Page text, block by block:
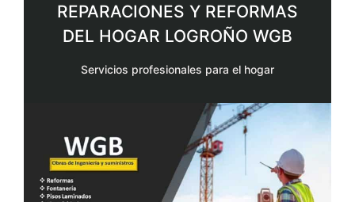
REPARACIONES Y REFORMAS
DEL HOGAR LOGROÑO WGB
Servicios profesionales para el hogar